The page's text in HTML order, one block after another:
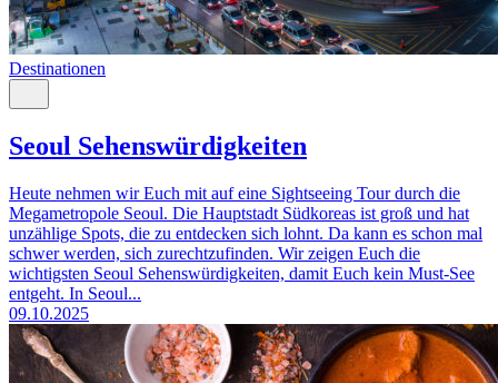
Destinationen
Seoul Sehenswürdigkeiten
Heute nehmen wir Euch mit auf eine Sightseeing Tour durch die
Megametropole Seoul. Die Hauptstadt Südkoreas ist groß und hat
unzählige Spots, die zu entdecken sich lohnt. Da kann es schon mal
schwer werden, sich zurechtzufinden. Wir zeigen Euch die
wichtigsten Seoul Sehenswürdigkeiten, damit Euch kein Must-See
entgeht. In Seoul...
09.10.2025